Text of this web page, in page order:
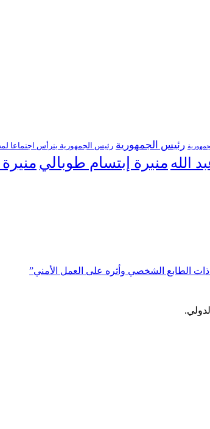
رئيس الجمهورية رئيس الجمهورية يترأس اجتماعا
الله منيرة إبتسام طوبالي
الطابع الشخصي وأثره على العمل الأمني”